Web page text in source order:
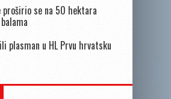
proširio se na 50 hektara
plasman u HL Prvu hrvatsku